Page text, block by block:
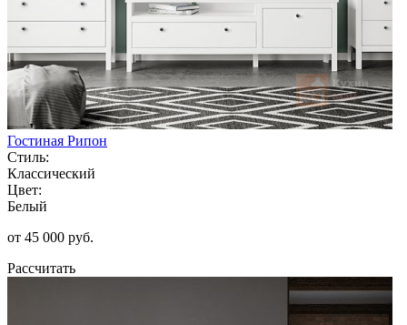
Гостиная Рипон
Стиль:
Классический
Цвет:
Белый
от 45 000 руб.
Рассчитать